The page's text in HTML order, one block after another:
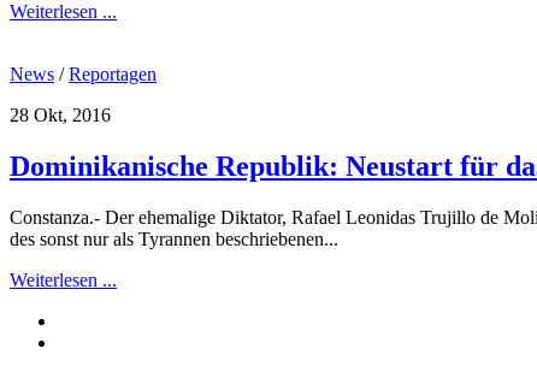
Weiterlesen ...
News /Reportagen
28 Okt, 2016
Dominikanische Republik: Neustart für
Constanza.- Der ehemalige Diktator, Rafael Leonidas Trujillo de
des sonst nur als Tyrannen beschriebenen...
Weiterlesen ...